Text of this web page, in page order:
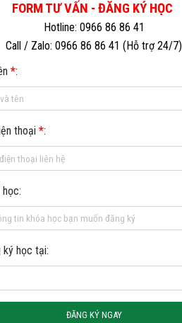
FORM TƯ VẤN - ĐĂNG KÝ HỌC
Hotline: 0966 86 86 41
Call / Zalo: 0966 86 86 41 (Hỗ trợ 24/7)
*:
thoại *:
học:
ký học tại:
ĐĂNG KÝ NGAY